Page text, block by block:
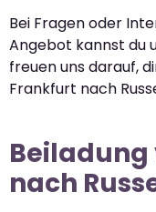
Bei Fragen oder
Angebot kannst du
freuen uns darauf,
Frankfurt nach
nach